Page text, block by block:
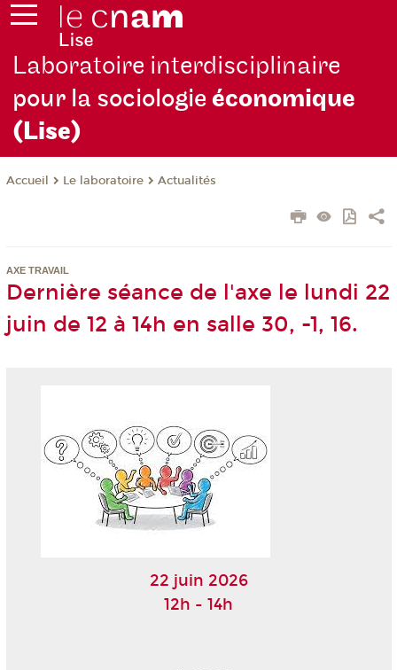
Laboratoire interdisciplinaire
pour la sociologieéconomique
(Lise)
Accueil Le laboratoire Actualités
AXE TRAVAIL
Dernière séance de l'axe le lundi 22
juin de 12 à 14h en salle 30, -1, 16.
22 juin 2026
12h - 14h